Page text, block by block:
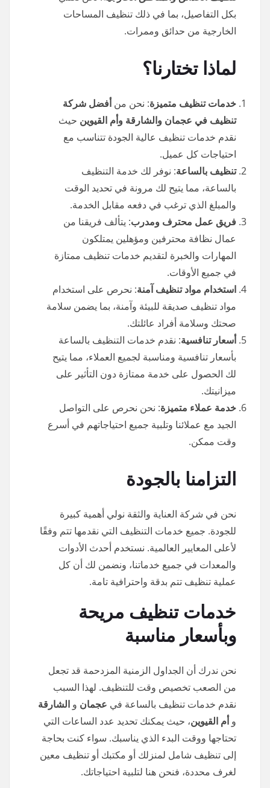
بكل التفاصيل، بما في ذلك تنظيف المساحات
الخارجية من حدائق وممرات.
لماذا تختارنا؟
خدمات تنظيف متميزة: نحن منأفضل شركة
تنظيف في عجمان والشارقة وأم القيوين حيث
نقدم خدمات تنظيف عالية الجودة تتناسب مع
احتياجات كل عميل.
تنظيف بالساعة: نوفر لك خدمة التنظيف
بالساعة، مما يتيح لك مرونة في تحديد الوقت
والمبلغ الذي ترغب في دفعه مقابل الخدمة.
فريق عمل محترف ومدرب: يتألف فريقنا من
عمال نظافة محترفين ومؤهلين يمتلكون
المهارات والخبرة لتقديم خدمات تنظيف ممتازة
في جميع الأوقات.
استخدام مواد تنظيف آمنة: نحرص على استخدام
مواد تنظيف صديقة للبيئة وآمنة، بما يضمن سلامة
صحتك وسلامة أفراد عائلتك.
أسعار تنافسية: نقدم خدمات التنظيف بالساعة
بأسعار تنافسية ومناسبة لجميع العملاء، مما يتيح
لك الحصول على خدمة ممتازة دون التأثير على
ميزانيتك.
خدمة عملاء متميزة: نحن نحرص على التواصل
الجيد مع عملائنا وتلبية جميع احتياجاتهم في أسرع
وقت ممكن.
التزامنا بالجودة
نحن في شركة العناية والثقة نولي أهمية كبيرة
للجودة. جميع خدمات التنظيف التي نقدمها تتم وفقًا
لأعلى المعايير العالمية. نستخدم أحدث الأدوات
والمعدات في جميع خدماتنا، ونضمن لك أن كل
عملية تنظيف تتم بدقة واحترافية تامة.
خدمات تنظيف مريحة
وبأسعار مناسبة
نحن ندرك أن الجداول الزمنية المزدحمة قد تجعل
من الصعب تخصيص وقت للتنظيف. لهذا السبب
نقدم خدمات تنظيف بالساعة في عجمان و الشارقة
وأم القيوين، حيث يمكنك تحديد عدد الساعات التي
تحتاجها ووقت البدء الذي يناسبك. سواء كنت بحاجة
إلى تنظيف شامل لمنزلك أو مكتبك أو تنظيف معين
لغرف محددة، فنحن هنا لتلبية احتياجاتك.